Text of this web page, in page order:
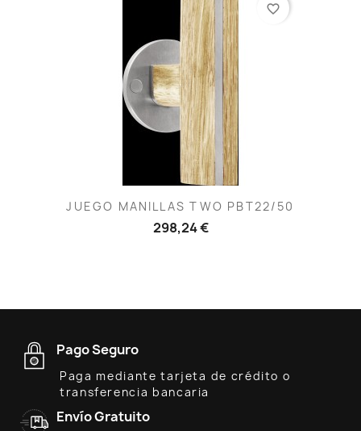
JUEGO MANILLAS TWO PBT22/50
298,24 €
favorite_border
Pago Seguro
Paga mediante tarjeta de crédito o
transferencia bancaria
Envío Gratuito